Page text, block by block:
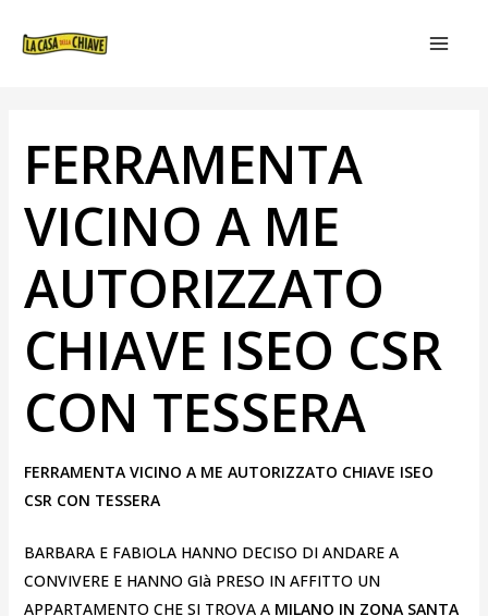
FERRAMENTA
VICINO A ME
AUTORIZZATO
CHIAVE ISEO CSR
CON TESSERA
FERRAMENTA VICINO A ME AUTORIZZATO CHIAVE ISEO
CSR CON TESSERA
BARBARA E FABIOLA HANNO DECISO DI ANDARE A
CONVIVERE E HANNO GIà PRESO IN AFFITTO UN
APPARTAMENTO CHE SI TROVA A MILANO IN ZONA SANTA
ARTICOLI